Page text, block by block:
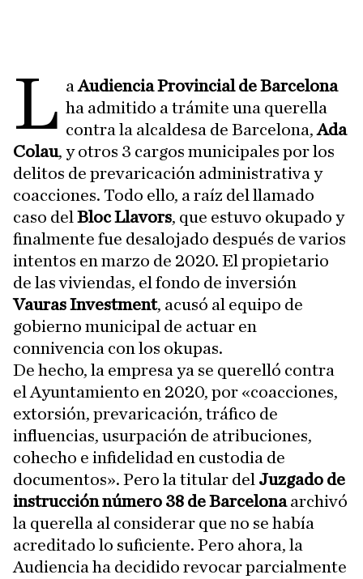
L aAudiencia Provincial de Barcelona
ha admitido a trámite una querella
contra la alcaldesa de Barcelona,Ada
Colau, y otros 3 cargos municipales por los
delitos de prevaricación administrativa y
coacciones. Todo ello, a raíz del llamado
caso del Bloc Llavors, que estuvo okupado y
finalmente fue desalojado después de varios
intentos en marzo de 2020. El propietario
de las viviendas, el fondo de inversión
Vauras Investment, acusó al equipo de
gobierno municipal de actuar en
connivencia con los okupas.
De hecho, la empresa ya se querelló contra
el Ayuntamiento en 2020, por «coacciones,
extorsión, prevaricación, tráfico de
influencias, usurpación de atribuciones,
cohecho e infidelidad en custodia de
documentos». Pero la titular del Juzgado de
instrucción número 38 de Barcelonaarchivó
la querella al considerar que no se había
acreditado lo suficiente. Pero ahora, la
Audiencia ha decidido revocar parcialmente